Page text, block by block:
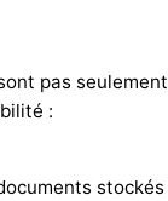
pas seulement
:
stockés